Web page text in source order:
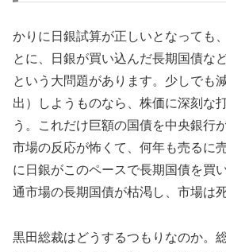
かりに日銀試算が正しいとなっても
とに、日銀が買い込んだ長期国債な
という大問題があります。少しでも
出）しようものなら、株価に深刻な
う。これだけ巨額の国債を中央銀行
市場の反応が怖くて、何年も売るに
に日銀がこのペースで長期国債を買
通市場の長期国債が枯渇し、市場は
黒田総裁はどうするつもりなのか。